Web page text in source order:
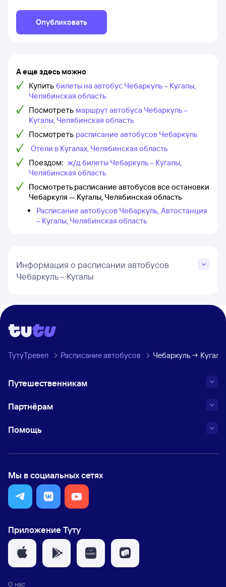
Опубликовать
А еще здесь можно
Купить билеты на автобус Чебаркуль – Кугалы,
Челябинская область
Посмотреть маршрут автобуса Чебаркуль –
Кугалы, Челябинская область
Посмотреть расписание автобусов Чебаркуль
Отели в Кугалах, Челябинская область
Поездом: ж/д билеты Чебаркуль – Кугалы,
Челябинская область
Посмотреть расписание автобусов все остановки
Чебаркуля — Кугалы, Челябинская область
Расписание автобусов Чебаркуль, Автостанция
– Кугалы, Челябинская область
Информация о расписании автобусов
Чебаркуль – Кугалы
ТутуТревел Расписание автобусов Чебаркуль →
Путешественникам
Партнёрам
Помощь
Мы в социальных сетях
Приложение Туту
О нас